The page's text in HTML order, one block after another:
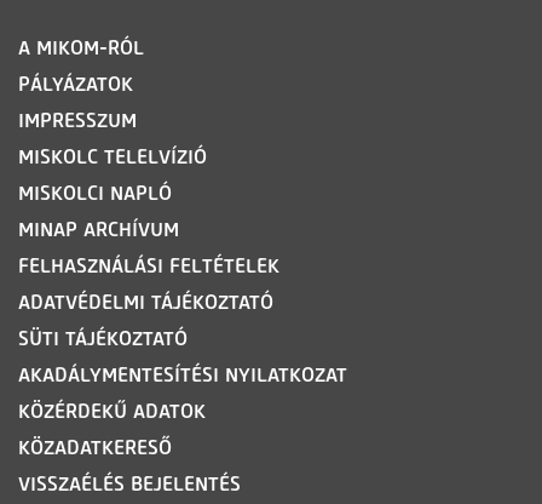
LÁBLÉC
A MIKOM-RÓL
PÁLYÁZATOK
IMPRESSZUM
MISKOLC TELELVÍZIÓ
MISKOLCI NAPLÓ
MINAP ARCHÍVUM
FELHASZNÁLÁSI FELTÉTELEK
ADATVÉDELMI TÁJÉKOZTATÓ
SÜTI TÁJÉKOZTATÓ
AKADÁLYMENTESÍTÉSI NYILATKOZAT
KÖZÉRDEKŰ ADATOK
KÖZADATKERESŐ
VISSZAÉLÉS BEJELENTÉS